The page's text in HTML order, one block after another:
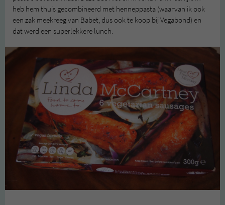
heb hem thuis gecombineerd met henneppasta (waarvan ik ook
een zak meekreeg van Babet, dus ook te koop bij Vegabond) en
dat werd een superlekkere lunch.